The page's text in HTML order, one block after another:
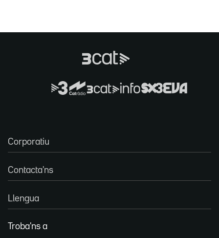
Corporatiu
Contacta'ns
Llengua
Troba'ns a